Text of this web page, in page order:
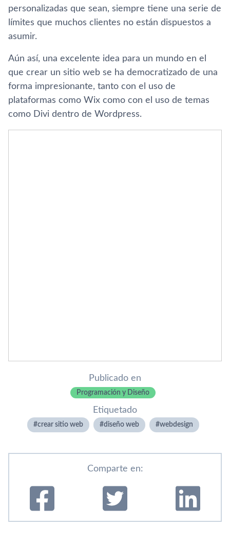
personalizadas que sean, siempre tiene una serie de
límites que muchos clientes no están dispuestos a
asumir.
Aún así, una excelente idea para un mundo en el
que crear un sitio web se ha democratizado de una
forma impresionante, tanto con el uso de
plataformas como Wix como con el uso de temas
como Divi dentro de Wordpress.
Publicado en
Programación y Diseño
Etiquetado
crear sitio web diseño web webdesign
Comparte en: